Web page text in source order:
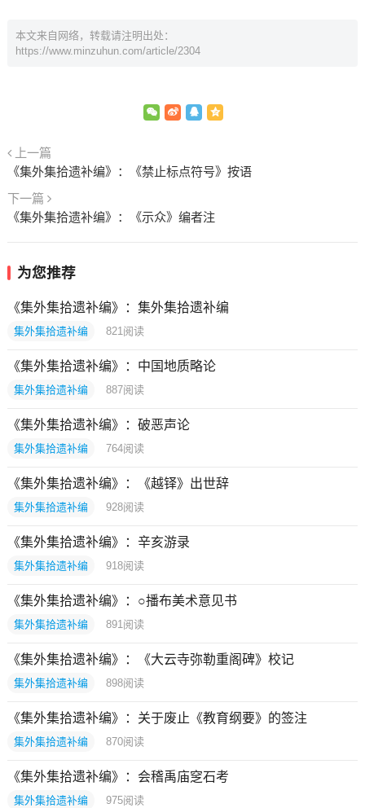
本文来自网络，转载请注明出处：
https://www.minzuhun.com/article/2304
上一篇
《集外集拾遗补编》：《禁止标点符号》按语
下一篇
《集外集拾遗补编》：《示众》编者注
为您推荐
《集外集拾遗补编》：集外集拾遗补编
集外集拾遗补编 821 阅读
《集外集拾遗补编》：中国地质略论
集外集拾遗补编 887阅读
《集外集拾遗补编》：破恶声论
集外集拾遗补编 764阅读
《集外集拾遗补编》：《越铎》出世辞
集外集拾遗补编 928阅读
《集外集拾遗补编》：辛亥游录
集外集拾遗补编 918阅读
《集外集拾遗补编》：○播布美术意见书
集外集拾遗补编 891 阅读
《集外集拾遗补编》：《大云寺弥勒重阁碑》校记
集外集拾遗补编 898阅读
《集外集拾遗补编》：关于废止《教育纲要》的签注
集外集拾遗补编 870阅读
《集外集拾遗补编》：会稽禹庙窆石考
集外集拾遗补编 975阅读